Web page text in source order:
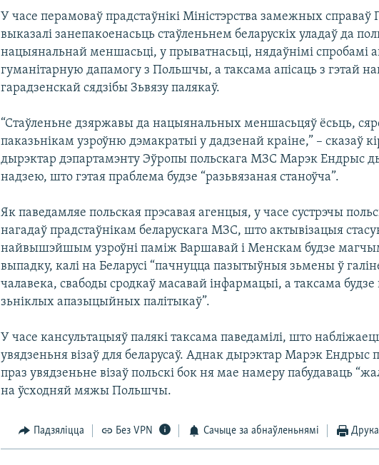
У часе перамоваў прадстаўнікі Міністэрства замежных
выказалі занепакоенасьць стаўленьнем беларускіх уладаў да
нацыянальнай меншасьці, у прыватнасьці, нядаўнімі спробамі
гуманітарную дапамогу з Польшчы, а таксама апісаць з гэтай
гарадзенскай сядзібы Зьвязу палякаў.
“Стаўленьне дзяржавы да нацыянальных меншасьцяў ёсьць,
паказьнікам узроўню дэмакратыі у дадзенай краіне,” – сказаў
дырэктар дэпартамэнту Эўропы польскага МЗС Марэк Ендрыс
надзею, што гэтая праблема будзе “разьвязаная станоўча”.
Як паведамляе польская прэсавая агенцыя, у часе сустрэчы
нагадаў прадстаўнікам беларускага МЗС, што актывізацыя
найвышэйшым узроўні паміж Варшавай і Менскам будзе
выпадку, калі на Беларусі “пачнуцца пазытыўныя зьмены ў
чалавека, свабоды сродкаў масавай інфармацыі, а таксама
зьніклых апазыцыйных палітыкаў”.
У часе кансультацыяў палякі таксама паведамілі, што
увядзеньня візаў для беларусаў. Аднак дырэктар Марэк Ендрыс
праз увядзеньне візаў польскі бок ня мае намеру пабудаваць
на ўсходняй мяжы Польшчы.
Падзяліцца Без VPN Сачыце за абнаўленьнямі